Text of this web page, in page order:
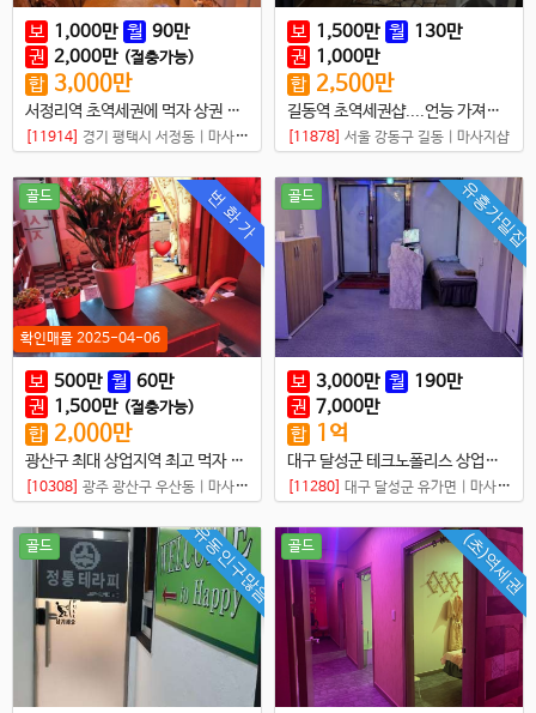
보 1,000만 월 90만
권 2,000만 (절충가능)
합 3,000만
서정리역 초역세권에 먹자 상권 샵매매
[11914] 경기 평택시 서정동 마사지샵
보 1,500만 월 130만
권 1,000만
합 2,500만
길동역 초역세권샵....언능 가져가세요...
[11878] 서울 강동구 길동 마사지샵
번 화 가
골드
확인매물 2025-04-06
보 500만 월 60만
권 1,500만 (절충가능)
합 2,000만
광산구 최대 상업지역 최고 먹자 상권 샵매매
[10308] 광주 광산구 우산동 마사지샵
유흥가밀집
골드
보 3,000만 월 190만
권 7,000만
합 1 억
대구 달성군 테크노폴리스 상업지구 내 먹자 상권 샵 매매
[11280] 대구 달성군 유가면 마사지샵
유동인구많음
골드 (초)역세권
골드